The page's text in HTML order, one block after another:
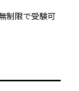
制限で受験可